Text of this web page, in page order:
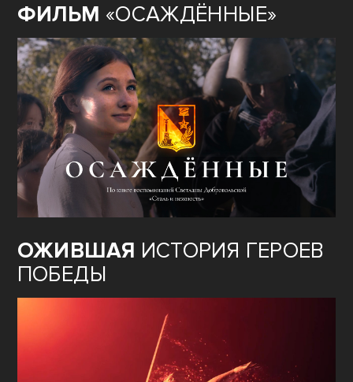
ФИЛЬМ «ОСАЖДЁННЫЕ»
ОЖИВШАЯ ИСТОРИЯ ГЕРОЕВ
ПОБЕДЫ